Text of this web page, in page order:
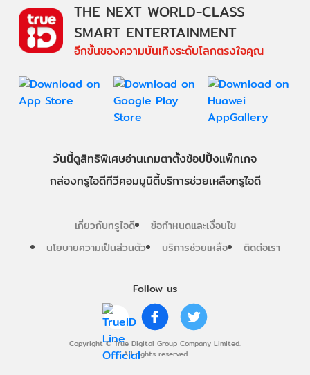
Follow us
Copyright © True Digital Group Company Limited.
All rights reserved
THE NEXT WORLD-CLASS
SMART ENTERTAINMENT
อีกขั้นของความบันเทิงระดับโลกตรงใจคุณ
วันนี้ดูสิทธิพิเศษอ่านเกมตาตั้งช้อปปิ้งแพ็กเกจ
กล่องทรูไอดีทีวีคอมมูนิตี้บริการช่วยเหลือทรูไอดี
เกี่ยวกับทรูไอดี
ข้อกำหนดและเงื่อนไข
นโยบายความเป็นส่วนตัว
บริการช่วยเหลือ ติดต่อเรา